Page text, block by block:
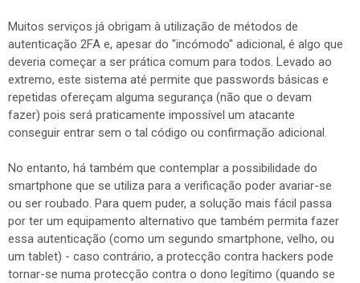
Muitos serviços já obrigam à utilização de métodos de
autenticação 2FA e, apesar do "incómodo" adicional, é algo que
deveria começar a ser prática comum para todos. Levado ao
extremo, este sistema até permite que passwords básicas e
repetidas ofereçam alguma segurança (não que o devam
fazer) pois será praticamente impossível um atacante
conseguir entrar sem o tal código ou confirmação adicional.
No entanto, há também que contemplar a possibilidade do
smartphone que se utiliza para a verificação poder avariar-se
ou ser roubado. Para quem puder, a solução mais fácil passa
por ter um equipamento alternativo que também permita fazer
essa autenticação (como um segundo smartphone, velho, ou
um tablet) - caso contrário, a protecção contra hackers pode
tornar-se numa protecção contra o dono legítimo (quando se